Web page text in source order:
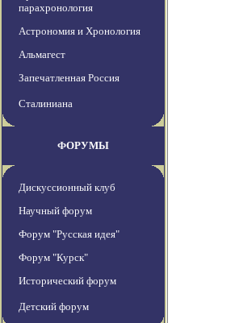
парахронология
Астрономия и Хронология
Альмагест
Запечатленная Россия
Сталиниана
ФОРУМЫ
Дискуссионный клуб
Научный форум
Форум "Русская идея"
Форум "Курск"
Исторический форум
Детский форум